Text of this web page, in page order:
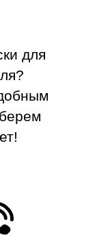
для